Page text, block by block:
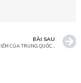
BÀI SAU
ẤM TRÀ QUÝ HIẾM CỦA TRUNG QUỐC ĐƯỢC LÀM TỪ MỘT NGỌN NÚI